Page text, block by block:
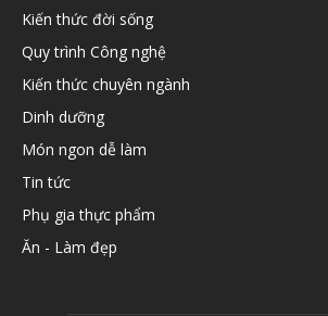
Kiến thức đời sống
Quy trình Công nghệ
Kiến thức chuyên ngành
Dinh dưỡng
Món ngon dễ làm
Tin tức
Phụ gia thực phẩm
Ăn - Làm đẹp